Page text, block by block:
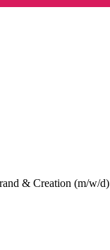
& Creation (m/w/d)